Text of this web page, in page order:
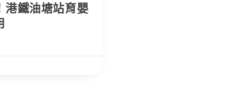
港鐵油塘站育嬰